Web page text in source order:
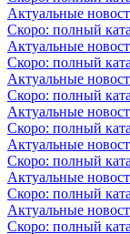
Актуальные
Скоро: полный
Актуальные
Скоро: полный
Актуальные
Скоро: полный
Актуальные
Скоро: полный
Актуальные
Скоро: полный
Актуальные
Скоро: полный
Актуальные
Скоро: полный